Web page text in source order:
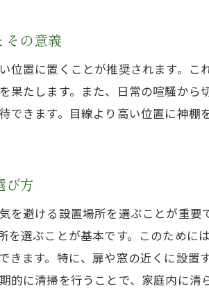
神棚が家庭に与える心
家族の絆を深める神棚
神棚設置後の家庭の調
初めての神棚設置で考慮す
祈りの心がもたらす精
初めての神棚で日々の
その意義
位置に置くことが推奨されます。
果たします。また、日常の喧騒か
できます。目線より高い位置に神
び方
を避ける設置場所を選ぶことが重
を選ぶことが基本です。このため
ます。特に、扉や窓の近くに設置
的に清掃を行うことで、家庭内に